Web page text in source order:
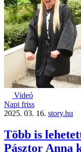
Videó
Napi friss
2025. 03. 16. story.hu
Több is
Pásztor Anna